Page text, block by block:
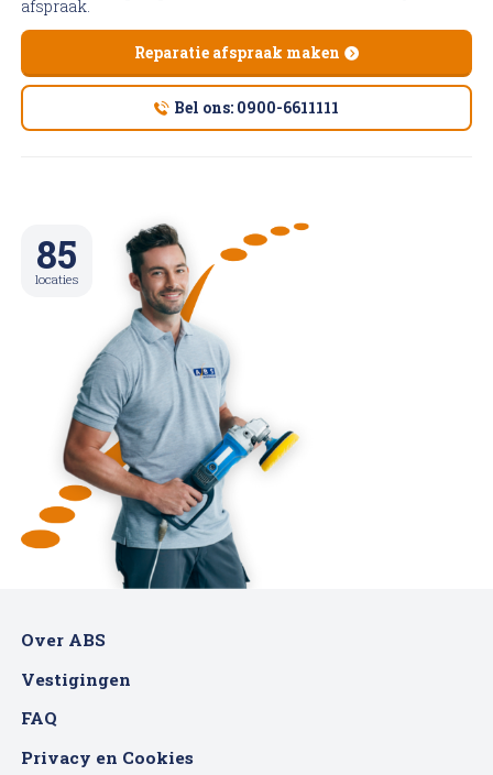
85
locaties
afspraak.
Reparatie afspraak maken
Bel ons: 0900-6611111
Over ABS
Vestigingen
FAQ
Privacy en Cookies